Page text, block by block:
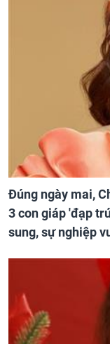
Đúng ngày mai,
3 con giáp 'đạp
sung, sự nghiệp